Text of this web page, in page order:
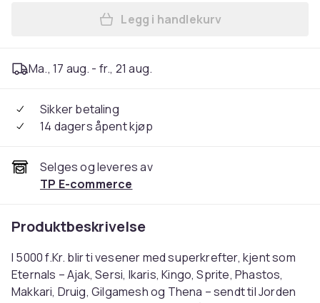
Legg Marvel Eternals (Blu-
Legg i handlekurv
Ma., 17 aug. - fr., 21 aug.
Sikker betaling
14 dagers åpent kjøp
Selges og leveres av
TP E-commerce
Produktbeskrivelse
I 5000 f.Kr. blir ti vesener med superkrefter, kjent som
Eternals – Ajak, Sersi, Ikaris, Kingo, Sprite, Phastos,
Makkari, Druig, Gilgamesh og Thena – sendt til Jorden